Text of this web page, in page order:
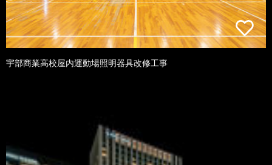
宇部商業高校屋内運動場照明器具改修工事